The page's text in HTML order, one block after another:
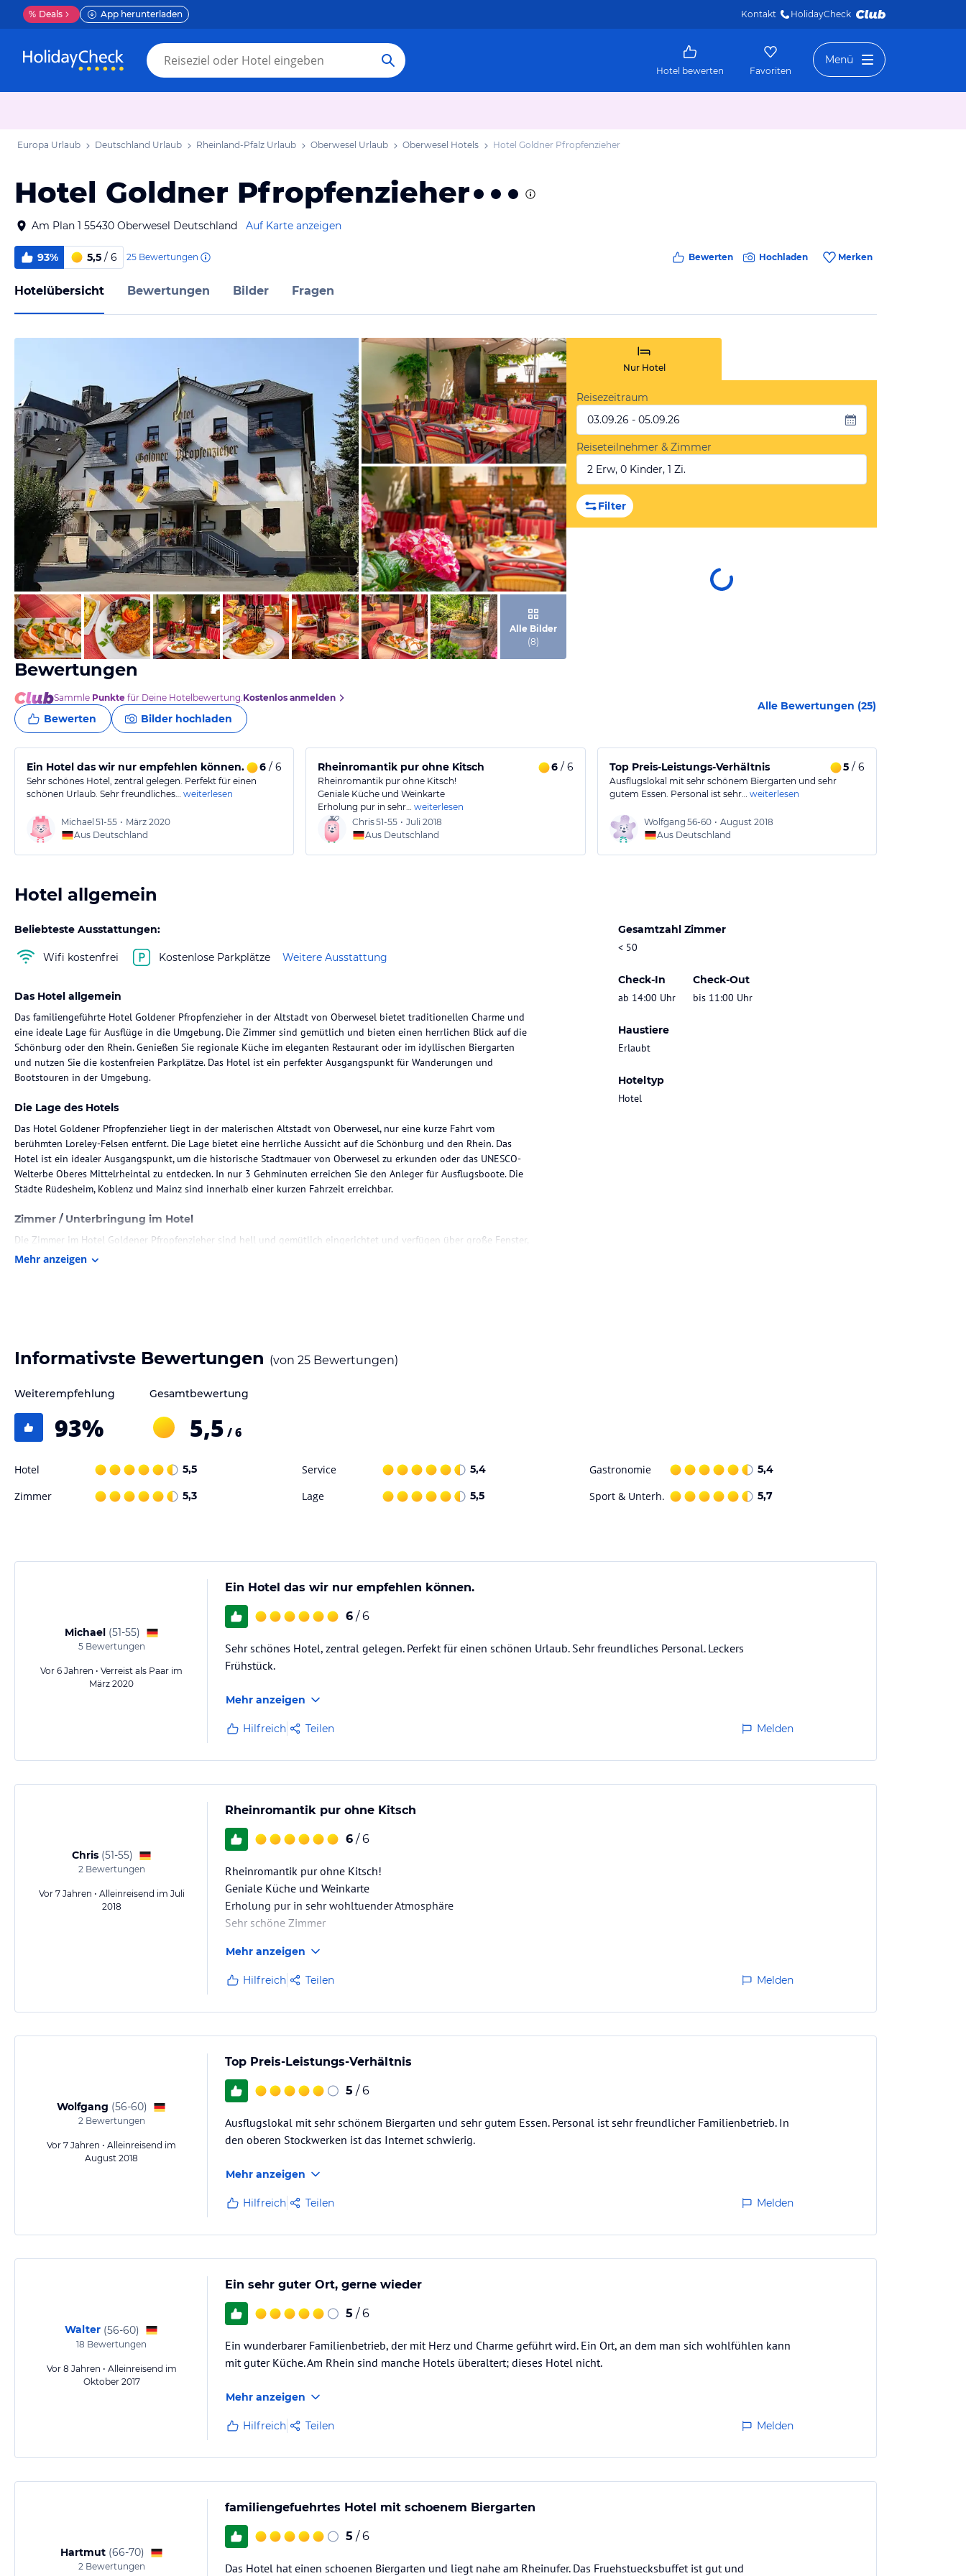
% Deals App herunterladen Kontakt HolidayCheck
Hotel bewerten Favoriten
Menü
Europa Urlaub Deutschland Urlaub Rheinland-Pfalz Urlaub Oberwesel Urlaub Oberwesel Hotels Hotel Goldner Pfropfenzieher
Hotel Goldner Pfropfenzieher
Am Plan 1 55430 Oberwesel Deutschland Auf Karte anzeigen
93% 5,5 / 6 25 Bewertungen Bewerten Hochladen Merken
Hotelübersicht Bewertungen Bilder Fragen
von Booking.com
von Booking.com
von Booking.com
Alle Bilder
(8)
Nur Hotel
Reisezeitraum
03.09.26 - 05.09.26
Reiseteilnehmer & Zimmer
2 Erw, 0 Kinder, 1 Zi.
Filter
Bewertungen
Sammle Punkte für Deine Hotelbewertung.Kostenlos anmelden
Bewerten Bilder hochladen
Alle Bewertungen (25)
Ein Hotel das wir nur empfehlen können. 6 / 6
Sehr schönes Hotel, zentral gelegen. Perfekt für einen
schönen Urlaub. Sehr freundliches… weiterlesen
Michael 51-55 • März 2020
Aus Deutschland
Rheinromantik pur ohne Kitsch 6/ 6
Rheinromantik pur ohne Kitsch!
Geniale Küche und Weinkarte
Erholung pur in sehr… weiterlesen
Chris51-55 • Juli 2018
Aus Deutschland
Top Preis-Leistungs-Verhältnis 5/ 6
Ausflugslokal mit sehr schönem Biergarten und sehr
gutem Essen. Personal ist sehr… weiterlesen
Wolfgang 56-60 • August 2018
Aus Deutschland
Hotel allgemein
Beliebteste Ausstattungen:
Wifi kostenfrei Kostenlose Parkplätze Weitere Ausstattung
Gesamtzahl Zimmer
< 50
Check-In
ab 14:00 Uhr
Check-Out
bis 11:00 Uhr
Haustiere
Erlaubt
Hoteltyp
Hotel
Das Hotel allgemein
Das familiengeführte Hotel Goldener Pfropfenzieher in der Altstadt von Oberwesel bietet traditionellen Charme und
eine ideale Lage für Ausflüge in die Umgebung. Die Zimmer sind gemütlich und bieten einen herrlichen Blick auf die
Schönburg oder den Rhein. Genießen Sie regionale Küche im eleganten Restaurant oder im idyllischen Biergarten
und nutzen Sie die kostenfreien Parkplätze. Das Hotel ist ein perfekter Ausgangspunkt für Wanderungen und
Bootstouren in der Umgebung.
Die Lage des Hotels
Das Hotel Goldener Pfropfenzieher liegt in der malerischen Altstadt von Oberwesel, nur eine kurze Fahrt vom
berühmten Loreley-Felsen entfernt. Die Lage bietet eine herrliche Aussicht auf die Schönburg und den Rhein. Das
Hotel ist ein idealer Ausgangspunkt, um die historische Stadtmauer von Oberwesel zu erkunden oder das UNESCO-
Welterbe Oberes Mittelrheintal zu entdecken. In nur 3 Gehminuten erreichen Sie den Anleger für Ausflugsboote. Die
Städte Rüdesheim, Koblenz und Mainz sind innerhalb einer kurzen Fahrzeit erreichbar.
Zimmer / Unterbringung im Hotel
Die Zimmer im Hotel Goldener Pfropfenzieher sind hell und gemütlich eingerichtet und verfügen über große Fenster,
die einen atemberaubenden Blick auf die Schönburg oder den Rhein bieten. Einige Zimmer verfügen auch über einen
umgeben ist. Im eleganten Restaurant des Hotels können Sie regionale Küche genießen oder im idyllischen
Biergarten neben einem Bach speisen, der von Kastanienbäumen gesäumt ist. Bitte beachten Sie, dass das Restaurant
Sport und Unterhaltung
Das Hotel Goldener Pfropfenzieher ist ein idealer Ausgangspunkt für Wanderungen durch die historische Stadtmauer
Freizeitaktivitäten und Ausflüge. Nutzen Sie die kostenfreien Parkplätze am Hotel und erkunden Sie die
nahegelegenen Städte Rüdesheim, Koblenz und Mainz.
Mehr anzeigen
Informativste Bewertungen (von 25 Bewertungen)
Weiterempfehlung
93%
Gesamtbewertung
5,5 / 6
Hotel 5,5 Service 5,4 Gastronomie 5,4
Zimmer 5,3 Lage 5,5 Sport & Unterh. 5,7
Michael (51-55)
5Bewertungen
Vor 6 Jahren • Verreist als Paar im
März 2020
Ein Hotel das wir nur empfehlen können.
6 / 6
Sehr schönes Hotel, zentral gelegen. Perfekt für einen schönen Urlaub. Sehr freundliches Personal. Leckers
Frühstück.
Mehr anzeigen
Hilfreich Teilen Melden
Chris (51-55)
2Bewertungen
Vor 7 Jahren • Alleinreisend im Juli
2018
Rheinromantik pur ohne Kitsch
6 / 6
Rheinromantik pur ohne Kitsch!
Geniale Küche und Weinkarte
Erholung pur in sehr wohltuender Atmosphäre
Sehr schöne Zimmer
Mehr anzeigen
Hilfreich Teilen Melden
Wolfgang (56-60)
2Bewertungen
Vor 7 Jahren • Alleinreisend im
August 2018
Top Preis-Leistungs-Verhältnis
5 / 6
Ausflugslokal mit sehr schönem Biergarten und sehr gutem Essen. Personal ist sehr freundlicher Familienbetrieb. In
den oberen Stockwerken ist das Internet schwierig.
Mehr anzeigen
Hilfreich Teilen Melden
Walter (56-60)
18 Bewertungen
Vor 8 Jahren • Alleinreisend im
Oktober 2017
Ein sehr guter Ort, gerne wieder
5 / 6
Ein wunderbarer Familienbetrieb, der mit Herz und Charme geführt wird. Ein Ort, an dem man sich wohlfühlen kann
mit guter Küche. Am Rhein sind manche Hotels überaltert; dieses Hotel nicht.
Mehr anzeigen
Hilfreich Teilen Melden
Hartmut (66-70)
2Bewertungen
familiengefuehrtes Hotel mit schoenem Biergarten
5 / 6
Das Hotel hat einen schoenen Biergarten und liegt nahe am Rheinufer. Das Fruehstuecksbuffet ist gut und